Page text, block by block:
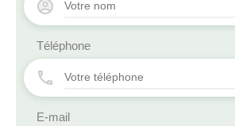
Téléphone
E-mail